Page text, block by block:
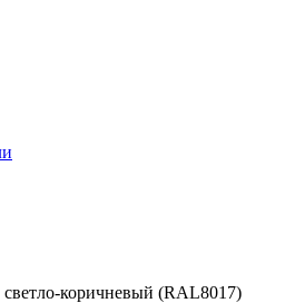
коричневый (RAL8017)